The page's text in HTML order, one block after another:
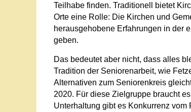
Teilhabe finden. Traditionell bietet
Orte eine Rolle: Die Kirchen und
herausgehobene Erfahrungen in der
geben.
Das bedeutet aber nicht, dass alles
Tradition der Seniorenarbeit, wie
Alternativen zum Seniorenkreis
2020. Für diese Zielgruppe braucht
Unterhaltung gibt es Konkurrenz